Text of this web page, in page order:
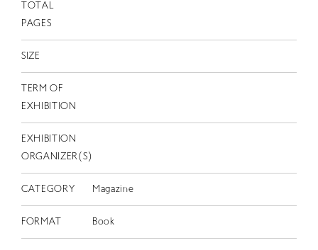
TOTAL
PAGES
SIZE
TERM OF
EXHIBITION
EXHIBITION
ORGANIZER(S)
CATEGORY Magazine
FORMAT Book